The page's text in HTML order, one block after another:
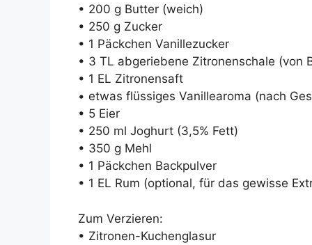
• 200 g Butter (weich)
• 250 g Zucker
• 1 Päckchen Vanillezucker
• 3 TL abgeriebene Zitronenschale (von
• 1 EL Zitronensaft
• etwas flüssiges Vanillearoma (nach
• 5 Eier
• 250 ml Joghurt (3,5% Fett)
• 350 g Mehl
• 1 Päckchen Backpulver
• 1 EL Rum (optional, für das gewisse
Zum Verzieren:
• Zitronen-Kuchenglasur